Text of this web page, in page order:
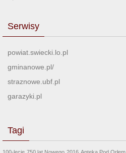
Serwisy
powiat.swiecki.lo.pl
gminanowe.pl/
straznowe.ubf.pl
garazyki.pl
Tagi